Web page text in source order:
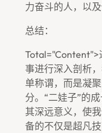
力奋斗的人，以
总结：
Total="content">
事进行深入剖析
单称谓，而是凝
分。“二娃子”的
其深远意义，使
备的不仅是超凡